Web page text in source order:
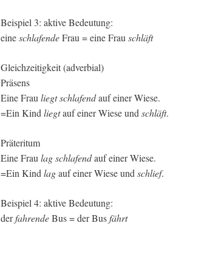
Beispiel 3: aktive Bedeutung:
eineschlafendeFrau = eine Frauschläft
Gleichzeitigkeit (adverbial)
Präsens
Eine Frauliegt schlafendauf einer Wiese.
=Ein Kindliegtauf einer Wiese undschläft.
Präteritum
Eine Fraulag schlafendauf einer Wiese.
=Ein Kindlagauf einer Wiese undschlief.
Beispiel 4: aktive Bedeutung:
derfahrendeBus = der Busfährt